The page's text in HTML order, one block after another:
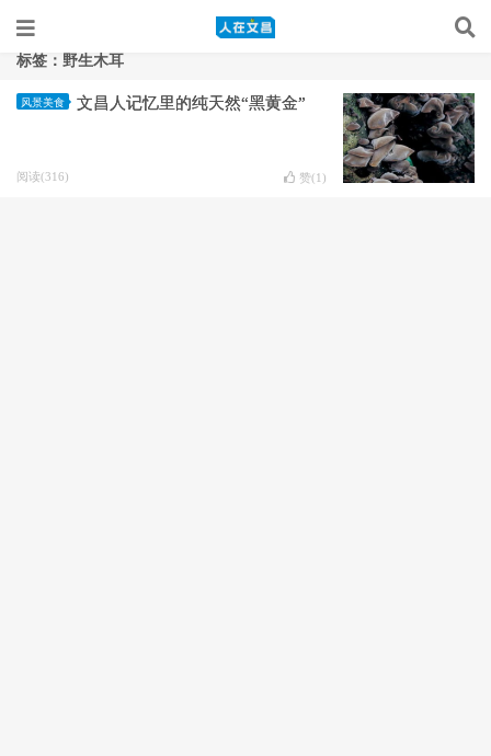
标签：野生木耳
风景美食 文昌人记忆里的纯天然“黑黄金”
阅读(316) 赞(1 )